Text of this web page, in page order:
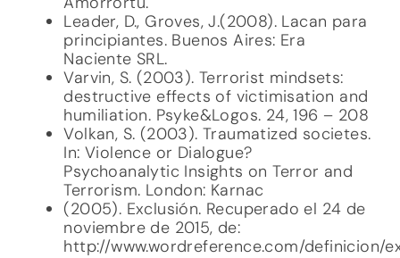
Leader, D., Groves, J.(2008). Lacan para
principiantes. Buenos Aires: Era
Naciente SRL.
Varvin, S. (2003). Terrorist mindsets:
destructive effects of victimisation and
humiliation. Psyke&Logos. 24, 196 – 208
Volkan, S. (2003). Traumatized societes.
In: Violence or Dialogue?
Psychoanalytic Insights on Terror and
Terrorism. London: Karnac
(2005). Exclusión. Recuperado el 24 de
noviembre de 2015, de:
http://www.wordreference.com/definicion/